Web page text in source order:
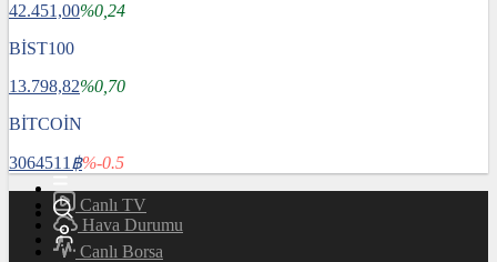
42.451,00%0,24
BİST100
13.798,82%0,70
BİTCOİN
3064511 ฿%-0.5
Dünya
Spor
Magazin
Teknoloji
Bafra Rehberi
Canlı TV
Hava Durumu
Canlı Borsa